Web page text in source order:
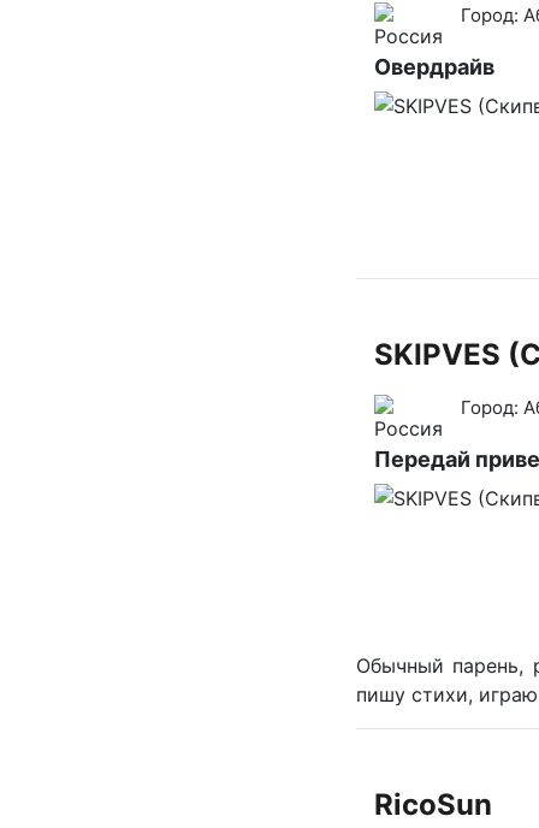
Город:
Овердрайв
SKIPVES
Город:
Передай
Обычный парень,
пишу стихи,
RicoSun